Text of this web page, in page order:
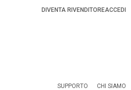
DIVENTA RIVENDITOREACCEDI
SUPPORTO CHI SIAMO